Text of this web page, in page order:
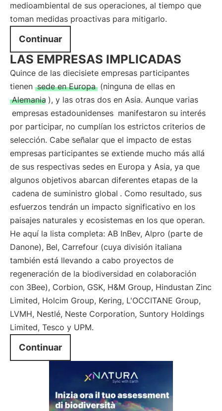
medioambiental de sus operaciones, al tiempo que
toman medidas proactivas para mitigarlo.
Continuar
LAS EMPRESAS IMPLICADAS
Quince de las diecisiete empresas participantes
tienen sede en Europa (ninguna de ellas en
Alemania ), y las otras dos en Asia. Aunque varias
empresas estadounidenses manifestaron su interés
por participar, no cumplían los estrictos criterios de
selección. Cabe señalar que el impacto de estas
empresas participantes se extiende mucho más allá
de sus respectivas sedes en Europa y Asia, ya que
algunos objetivos abarcan diferentes etapas de la
cadena de suministro global . Como resultado, sus
esfuerzos tendrán un impacto significativo en los
paisajes naturales y ecosistemas en los que operan.
He aquí la lista completa: AB InBev, Alpro (parte de
Danone), Bel, Carrefour (cuya división italiana
también está llevando a cabo proyectos de
regeneración de la biodiversidad en colaboración
con 3Bee), Corbion, GSK, H&M Group, Hindustan Zinc
Limited, Holcim Group, Kering, L'OCCITANE Group,
LVMH, Nestlé, Neste Corporation, Suntory Holdings
Limited, Tesco y UPM.
Continuar